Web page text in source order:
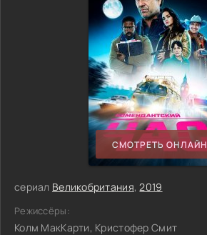
СМОТРЕТЬ ОНЛАЙН
сериал Великобритания,2019
Режиссёры:
Колм МакКарти, Кристофер Смит